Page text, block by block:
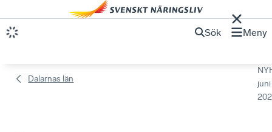
Sök Meny
Dalarnas län
juni